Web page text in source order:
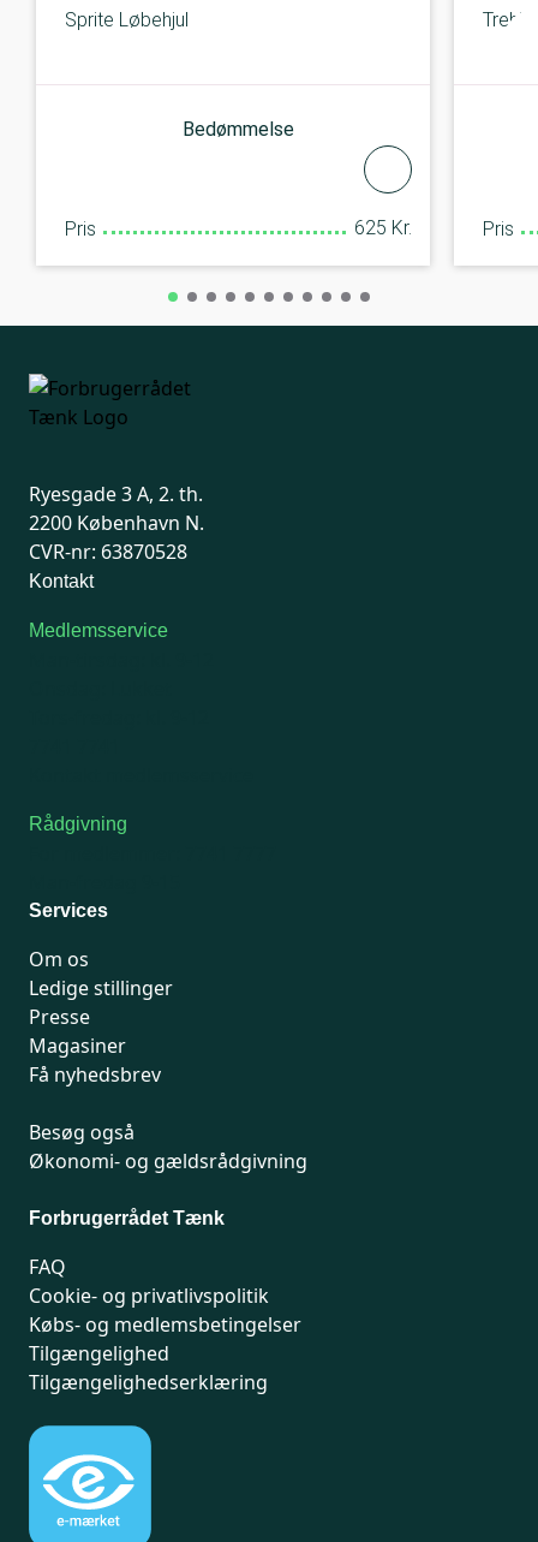
Sprite Løbehjul
Bedømmelse
Pris 625 Kr. Pris
Ryesgade 3 A, 2. th.
2200 København N.
CVR-nr: 63870528
Kontakt
Medlemsservice
Rådgivning
Services
Om os
Ledige stillinger
Presse
Magasiner
Få nyhedsbrev
Besøg også
Økonomi- og gældsrådgivning
Forbrugerrådet Tænk
FAQ
Cookie- og privatlivspolitik
Købs- og medlemsbetingelser
Tilgængelighed
Tilgængelighedserklæring